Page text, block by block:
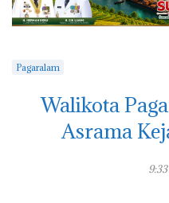
Pagaralam
Walikota
Asrama